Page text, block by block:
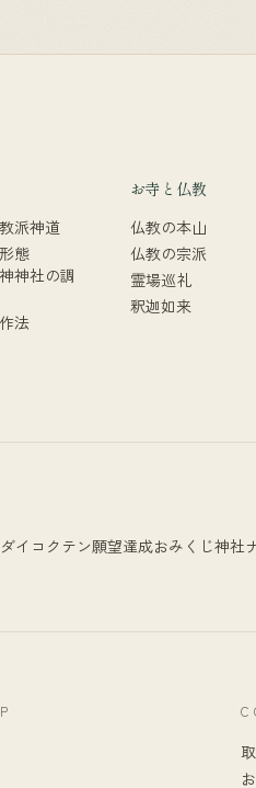
願意に最適なメッセージ
派神道
態
神社の調
法
お寺と仏教
仏教の本山
仏教の宗派
霊場巡礼
釈迦如来
イコクテン願望達成おみくじ神社